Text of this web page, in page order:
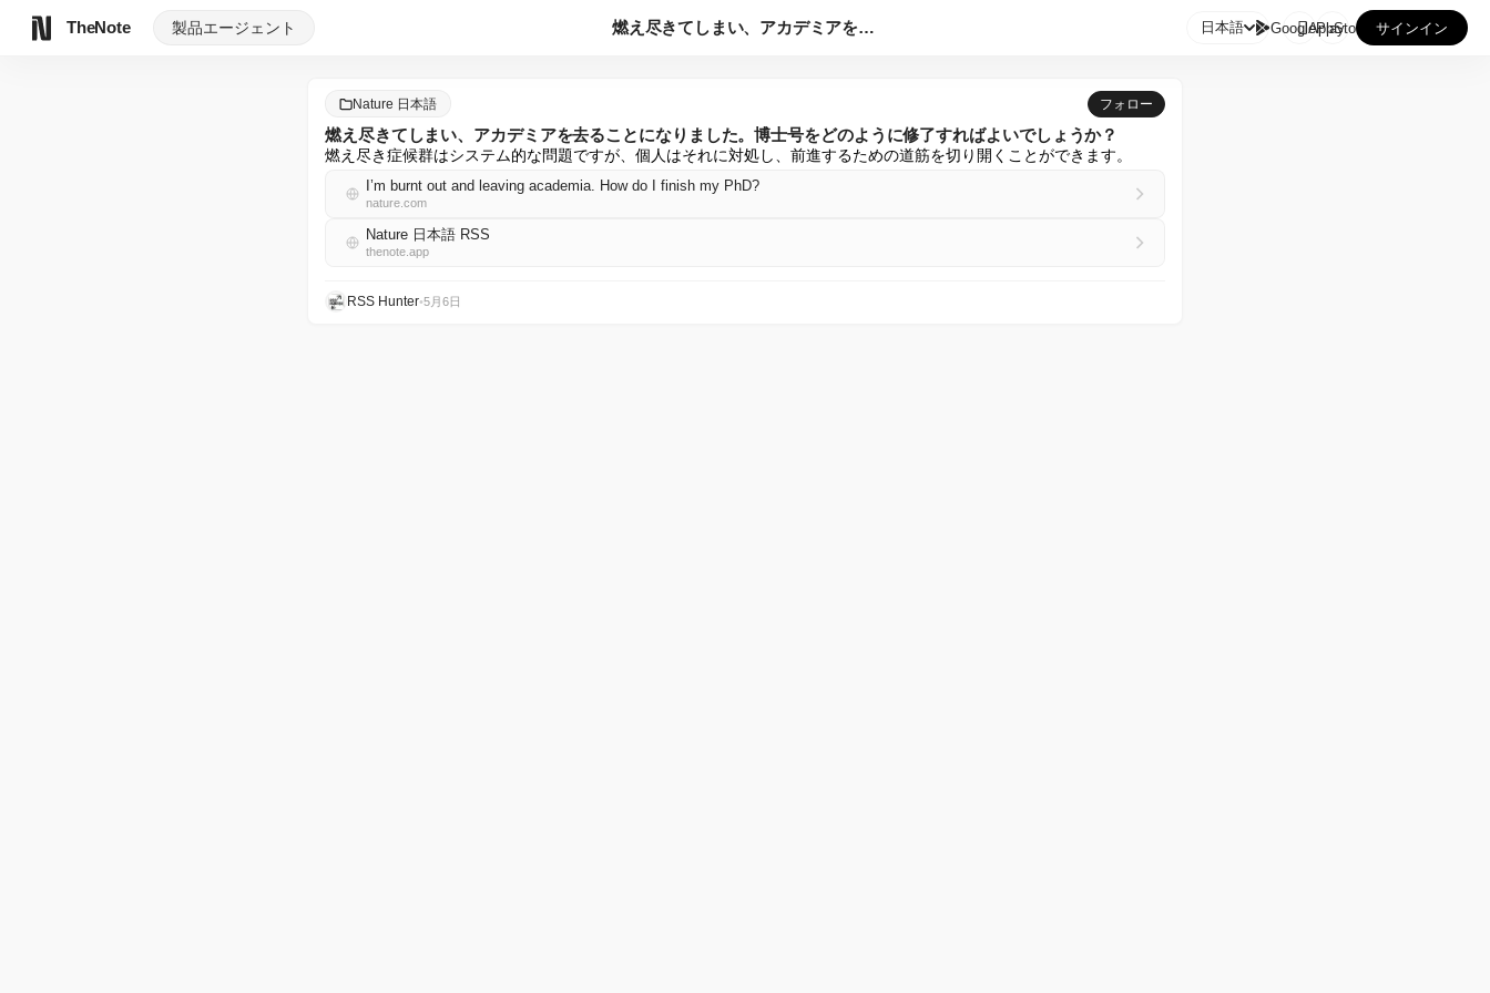
TheNote 製品エージェント 燃え尽きてしまい、アカデミアを去ることになりました。博士号を... 日本語 GooglePlay
AppStore サインイン
Nature 日本語 フォロー
燃え尽きてしまい、アカデミアを去ることになりました。博士号をどのように修了すればよいでしょうか？
燃え尽き症候群はシステム的な問題ですが、個人はそれに対処し、前進するための道筋を切り開くことができます。
I’m burnt out and leaving academia. How do I finish my PhD?
nature.com
Nature 日本語 RSS
thenote.app
RSS Hunter•5月6日